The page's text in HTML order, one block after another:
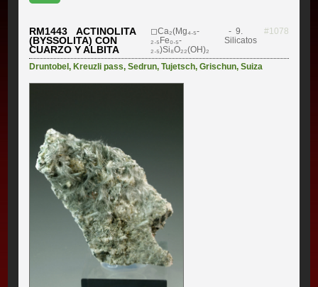
RM1443 ACTINOLITA
(BYSSOLITA) CON
CUARZO Y ALBITA
◻Ca₂(Mg₄.₅-
₂.₅Fe₀.₅-
₂.₅)Si₈O₂₂(OH)₂
- 9.
Silicatos
#1078
Druntobel,Kreuzli pass,Sedrun,Tujetsch,Grischun,Suiza